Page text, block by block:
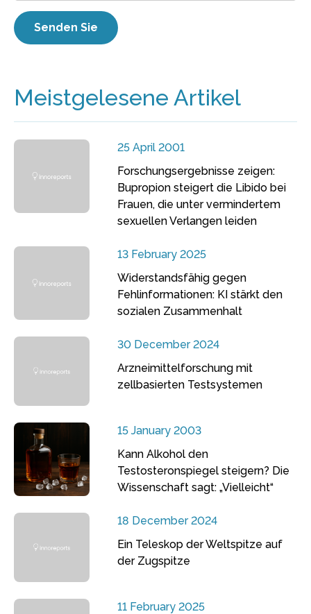
Meistgelesene Artikel
25 April 2001
Forschungsergebnisse zeigen:
Bupropion steigert die Libido bei
Frauen, die unter vermindertem
sexuellen Verlangen leiden
13 February 2025
Widerstandsfähig gegen
Fehlinformationen: KI stärkt den
sozialen Zusammenhalt
30 December 2024
Arzneimittelforschung mit
zellbasierten Testsystemen
15 January 2003
Kann Alkohol den
Testosteronspiegel steigern? Die
Wissenschaft sagt: „Vielleicht“
18 December 2024
Ein Teleskop der Weltspitze auf
der Zugspitze
11 February 2025